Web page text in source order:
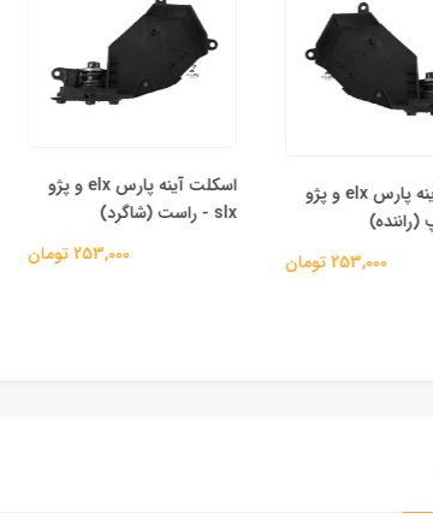
اسکلت آینه پارس elx و پژو
253,000 تومان
اسکلت آینه پارس elx و پژو
slx - راست (شاگرد)
253,000 تومان